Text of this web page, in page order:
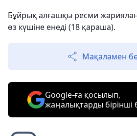
Бұйрық алғашқы ресми
өз күшіне енеді (18 қараша).
Мақаламен
Google-ға қосылып,
жаңалықтарды